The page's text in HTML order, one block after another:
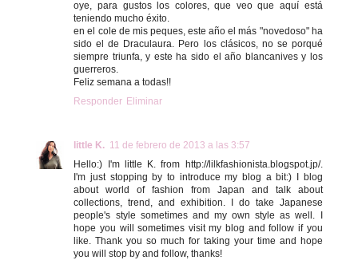
oye, para gustos los colores, que veo que aquí está
teniendo mucho éxito.
en el cole de mis peques, este año el más "novedoso" ha
sido el de Draculaura. Pero los clásicos, no se porqué
siempre triunfa, y este ha sido el año blancanives y los
guerreros.
Feliz semana a todas!!
Responder Eliminar
little K. 11 de febrero de 2013 a las 3:57
Hello:) I'm little K. from http://lilkfashionista.blogspot.jp/.
I'm just stopping by to introduce my blog a bit:) I blog
about world of fashion from Japan and talk about
collections, trend, and exhibition. I do take Japanese
people's style sometimes and my own style as well. I
hope you will sometimes visit my blog and follow if you
like. Thank you so much for taking your time and hope
you will stop by and follow, thanks!